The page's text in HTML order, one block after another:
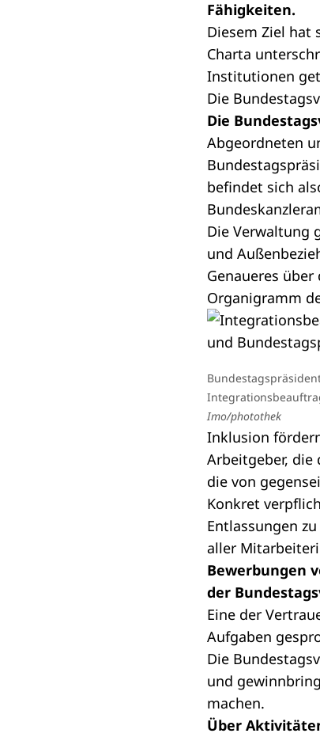
Fähigkeiten.
Diesem Ziel hat
Charta
Institutionen
Die
Die
Abgeordneten
befindet sich
Die Verwaltung
und
Genaueres
Organigramm
Imo/photothek
Inklusion
Arbeitgeber, die
die von
Konkret
Entlassungen
aller
Bewerbungen
der
Eine der
Aufgaben
Die
und
machen.
Über